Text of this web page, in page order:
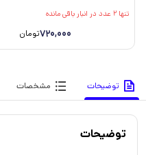
نشر پرتقال
تنها 2 عدد در انبار باقی مانده
720,000تومان
توضیحات مشخصات
توضیحات